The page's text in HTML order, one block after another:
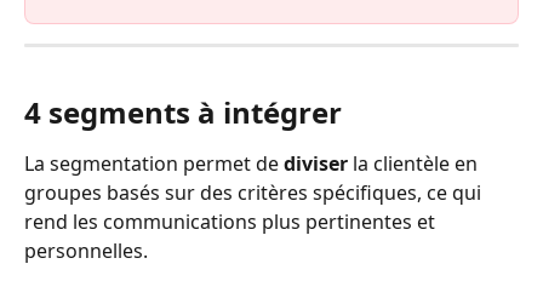
4 segments à intégrer
La segmentation permet de diviser la clientèle en
groupes basés sur des critères spécifiques, ce qui
rend les communications plus pertinentes et
personnelles.